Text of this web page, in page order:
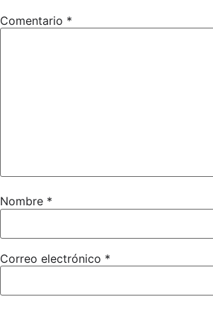
Comentario *
Nombre *
Correo electrónico *